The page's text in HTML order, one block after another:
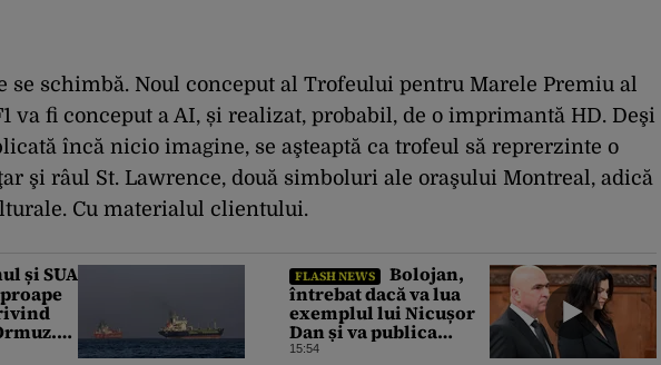
se schimbă. Noul conceput al Trofeului pentru Marele Premiu al
va fi conceput a AI, și realizat, probabil, de o imprimantă HD. Deşi
încă nicio imagine, se aşteaptă ca trofeul să reprerzinte o
şi râul St. Lawrence, două simboluri ale oraşului Montreal, adică
Cu materialul clientului.
și SUA
însă
FLASH NEWS
Bolojan,
întrebat dacă va lua
exemplul lui Nicușor
Dan și va publica
declarația de avere a
15:54